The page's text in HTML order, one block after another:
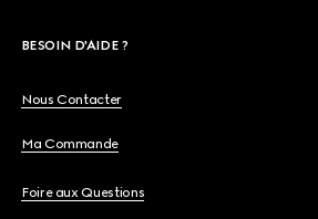
BESOIN D'AIDE ?
Nous Contacter
Ma Commande
Foire aux Questions